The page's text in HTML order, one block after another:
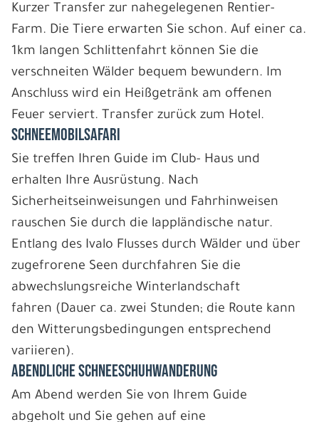
Kurzer Transfer zur nahegelegenen Rentier-
Farm. Die Tiere erwarten Sie schon. Auf einer ca.
1km langen Schlittenfahrt können Sie die
verschneiten Wälder bequem bewundern. Im
Anschluss wird ein Heißgetränk am offenen
Feuer serviert. Transfer zurück zum Hotel.
SCHNEEMOBILSAFARI
Sie treffen Ihren Guide im Club- Haus und
erhalten Ihre Ausrüstung. Nach
Sicherheitseinweisungen und Fahrhinweisen
rauschen Sie durch die lappländische natur.
Entlang des Ivalo Flusses durch Wälder und über
zugefrorene Seen durchfahren Sie die
abwechslungsreiche Winterlandschaft
fahren (Dauer ca. zwei Stunden; die Route kann
den Witterungsbedingungen entsprechend
variieren).
ABENDLICHE SCHNEESCHUHWANDERUNG
Am Abend werden Sie von Ihrem Guide
abgeholt und Sie gehen auf eine